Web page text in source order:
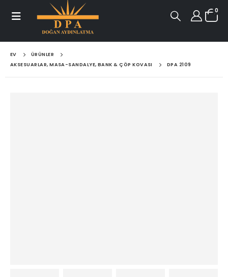
0
EV
ÜRÜNLER
AKSESUARLAR, MASA-SANDALYE, BANK & ÇÖP KOVASI
DPA 2109